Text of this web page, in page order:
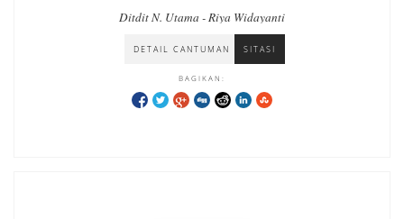
Ditdit N. Utama - Riya Widayanti
DETAIL CANTUMAN SITASI
BAGIKAN: